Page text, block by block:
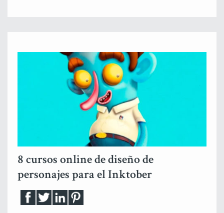
8 cursos online de diseño de
personajes para el Inktober